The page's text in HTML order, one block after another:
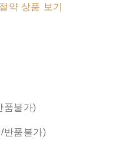
약 상품 보기
품불가)
반품불가)